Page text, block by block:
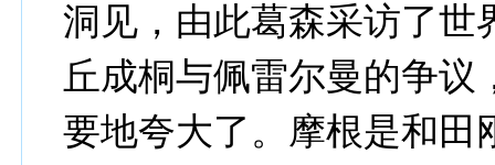
洞见，由此葛森采访了世
丘成桐与佩雷尔曼的争
要地夸大了。摩根是和田